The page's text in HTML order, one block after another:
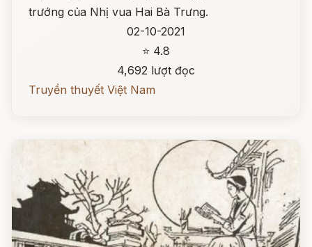
trướng của Nhị vua Hai Bà Trưng.
02-10-2021
⭐ 4.8
4,692 lượt đọc
Truyền thuyết Việt Nam